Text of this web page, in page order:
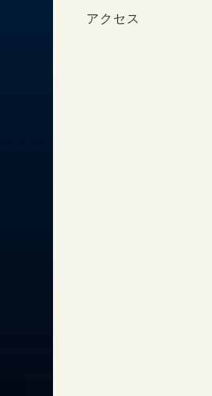
アクセス